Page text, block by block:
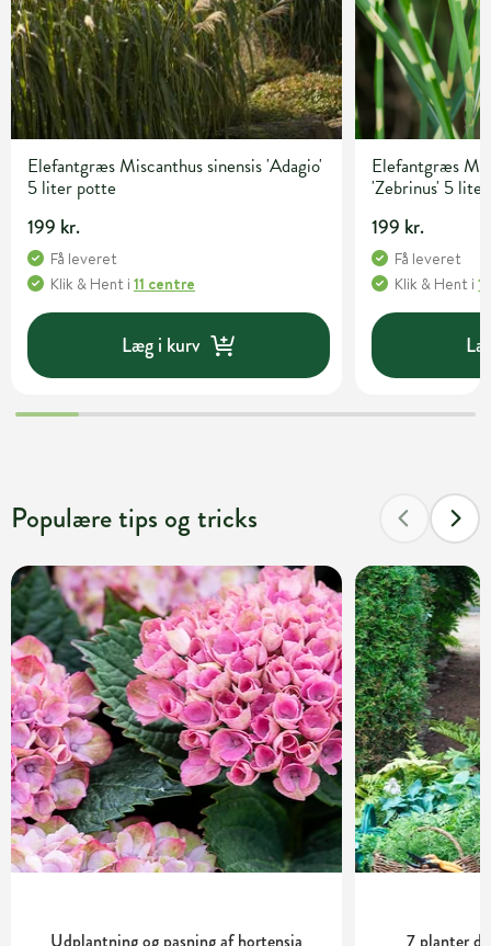
Elefantgræs Miscanthus sinensis 'Adagio'
5 liter potte
199 kr.
Få leveret
Klik & Hent i 11 centre
Læg i kurv
Elefantgræs
'Zebrinus' 5
199 kr.
Få leveret
Klik & Hent i
Populære tips og tricks
Udplantning og pasning af hortensia 7 planter